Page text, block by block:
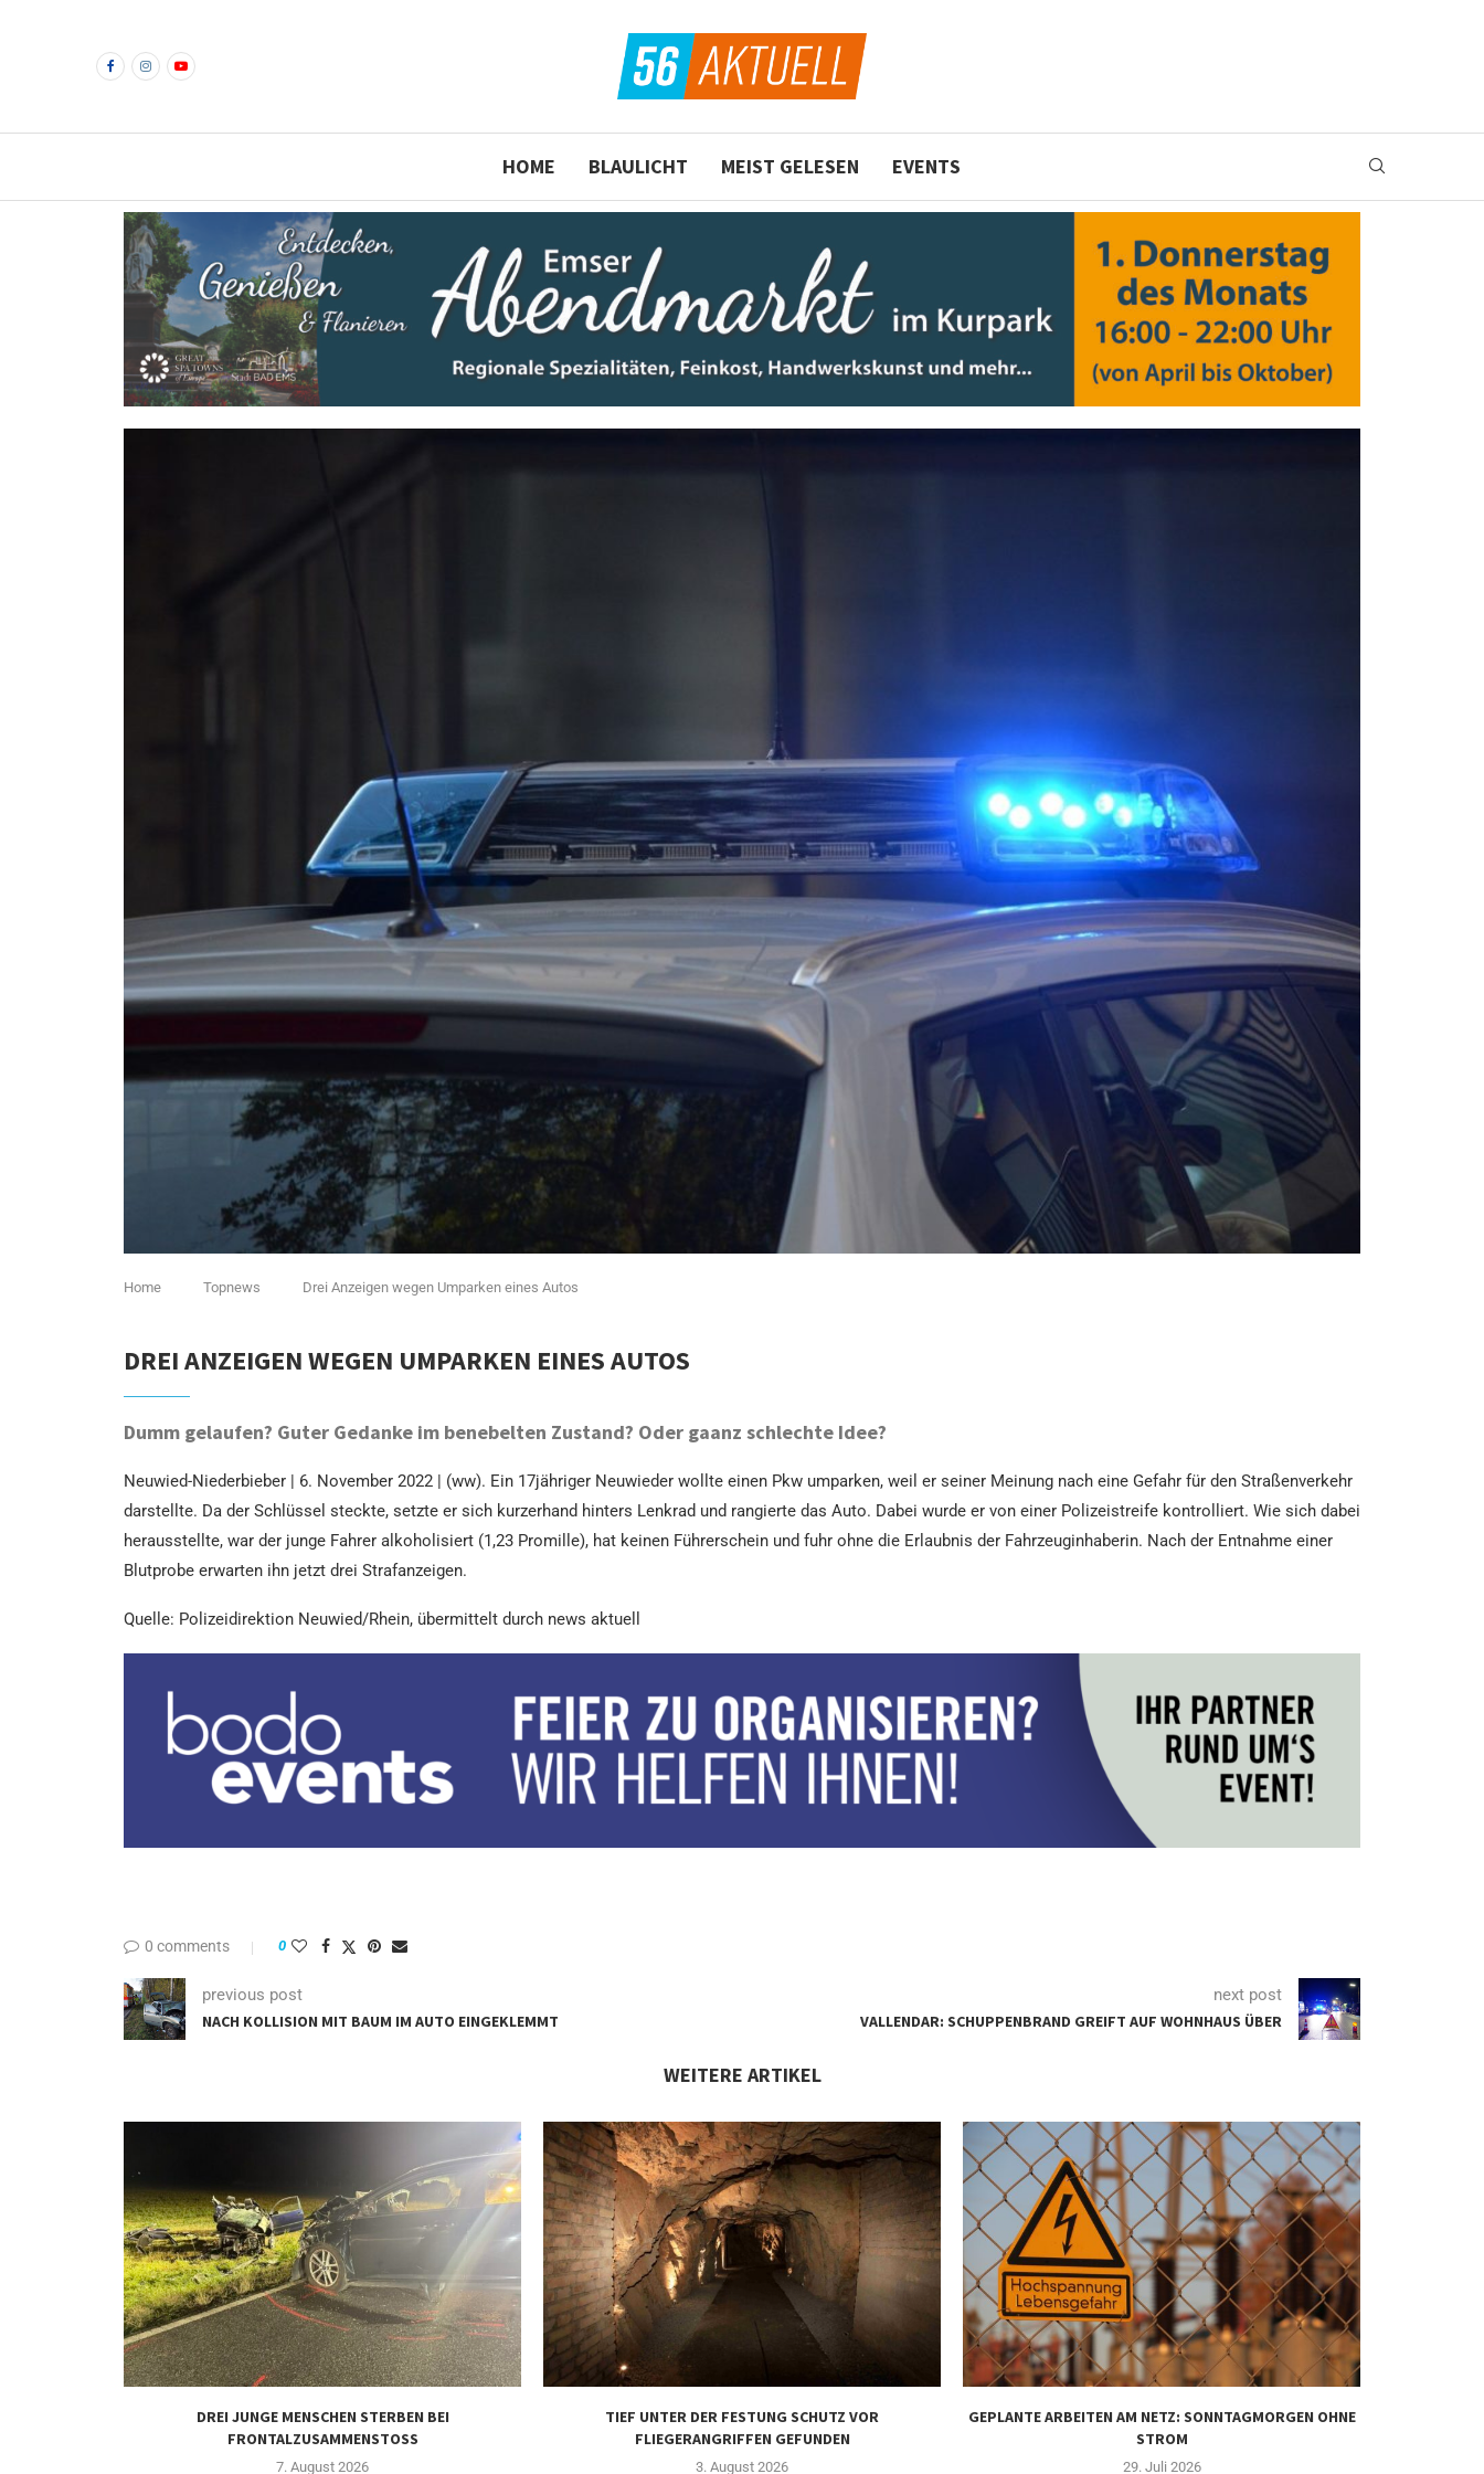
HOME BLAULICHT MEIST GELESEN EVENTS
Home Topnews Drei Anzeigen wegen Umparken eines Autos
DREI ANZEIGEN WEGEN UMPARKEN EINES AUTOS
Dumm gelaufen? Guter Gedanke im benebelten Zustand? Oder gaanz schlechte Idee?
Neuwied-Niederbieber | 6. November 2022 | (ww). Ein 17jähriger Neuwieder wollte einen Pkw umparken, weil er seiner Meinung nach eine Gefahr für den Straßenverkehr
darstellte. Da der Schlüssel steckte, setzte er sich kurzerhand hinters Lenkrad und rangierte das Auto. Dabei wurde er von einer Polizeistreife kontrolliert. Wie sich dabei
herausstellte, war der junge Fahrer alkoholisiert (1,23 Promille), hat keinen Führerschein und fuhr ohne die Erlaubnis der Fahrzeuginhaberin. Nach der Entnahme einer
Blutprobe erwarten ihn jetzt drei Strafanzeigen.
Quelle: Polizeidirektion Neuwied/Rhein, übermittelt durch news aktuell
0 comments 0
previous post
NACH KOLLISION MIT BAUM IM AUTO EINGEKLEMMT
next post
VALLENDAR: SCHUPPENBRAND GREIFT AUF WOHNHAUS ÜBER
WEITERE ARTIKEL
DREI JUNGE MENSCHEN STERBEN BEI
FRONTALZUSAMMENSTOSS
7. August 2026
TIEF UNTER DER FESTUNG SCHUTZ VOR
FLIEGERANGRIFFEN GEFUNDEN
3. August 2026
GEPLANTE ARBEITEN AM NETZ: SONNTAGMORGEN OHNE
STROM
29. Juli 2026